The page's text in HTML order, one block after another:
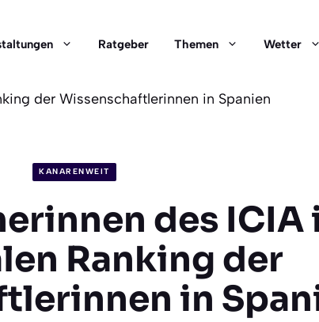
Ratgeber Themen Wetter
der Wissenschaftlerinnen in Spanien
KANARENWEIT
des ICIA
Ranking der
in